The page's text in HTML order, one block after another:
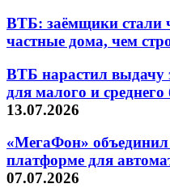
ВТБ: заёмщики стали
частные дома, чем
ВТБ нарастил выдачу
для малого и среднего
13.07.2026
«МегаФон» объединил
платформе для
07.07.2026